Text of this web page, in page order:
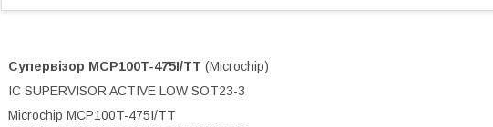
Супервізор MCP100T-475I/TT (Microchip)
IC SUPERVISOR ACTIVE LOW SOT23-3
Microchip MCP100T-475I/TT